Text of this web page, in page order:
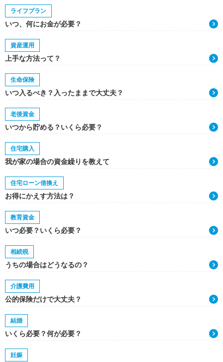
ライフプラン
いつ、何にお金が必要？
資産運用
上手な方法って？
生命保険
いつ入るべき？入ったままで大丈夫？
老後資金
いつから貯める？いくら必要？
住宅購入
我が家の場合の資金繰りを教えて
住宅ローン借換え
お得にかえす方法は？
教育資金
いつ必要？いくら必要？
相続税
うちの場合はどうなるの？
介護費用
公的保険だけで大丈夫？
結婚
いくら必要？何が必要？
妊娠